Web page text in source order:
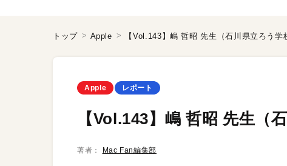
トップ Apple 【Vol.143】嶋 哲昭 先生（石川県立ろう学
Apple レポート
【Vol.143】嶋 哲昭 先生（
著者： Mac Fan編集部